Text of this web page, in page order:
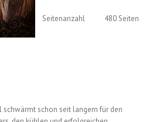
Seitenanzahl 480 Seiten
schwärmt schon seit langem für den